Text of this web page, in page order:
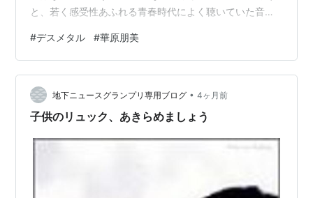
2002.07.17 Natural Breeze 〜KAHALA BEST
2005.12.14 Super Best Singles〜10th
Anniversary
2006.09.06 Natural Breeze 〜KAHALA BEST
1998-2002〜 (廉価版)
と、若く感受性あふれる青春時代によく聴いていた音楽
聴いていたのであればデスメタルを、J-POPをよく聴い
ていたのであればデスメタルを、そして小室哲哉の音楽
を聴いていたのであればデスメタルを聴けばよろしい。
昔、デトロイトメタルシティという漫画があって、映画
化もされたのですが、その漫画で普段目立たない主人公
#デスメタル #華原朋美
地下ニュースグランプリ専用ブログ • 4ヶ月前
子供のリュック、あきらめましょう